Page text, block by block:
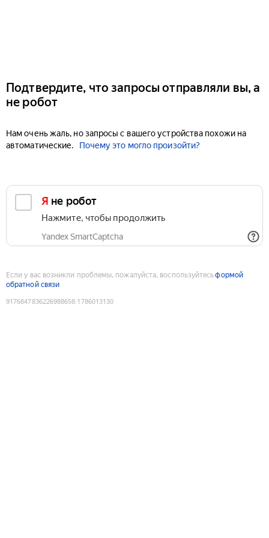
Подтвердите, что запросы отправляли вы, а
не робот
Нам очень жаль, но запросы с вашего устройства похожи на
автоматические.
Почему это могло произойти?
Я не робот
Нажмите, чтобы продолжить
Yandex SmartCaptcha
Если у вас возникли проблемы, пожалуйста, воспользуйтесьформой
обратной связи
9176847836226988658:1786013130